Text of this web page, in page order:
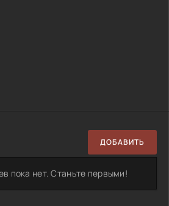
ДОБАВИТЬ
пока нет. Станьте первыми!